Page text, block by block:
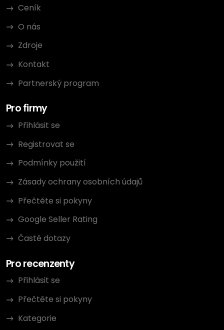
Ceník
O nás
Zdroje
Kontakt
Partnerský program
Pro firmy
Přihlásit se
Registrovat se
Podmínky použití
Zásady ochrany osobních údajů
Přečtěte si pokyny
Google Seller Rating
Časté dotazy
Pro recenzenty
Přihlásit se
Přečtěte si pokyny
Kategorie